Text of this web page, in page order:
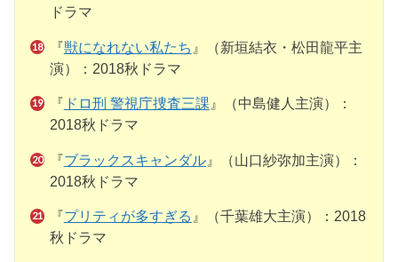
ドラマ
『獣になれない私たち 』（新垣結衣・松田龍平主
演）：2018秋ドラマ
『 ドロ刑 警視庁捜査三課 』（中島健人主演）：
2018秋ドラマ
『ブラックスキャンダル』（山口紗弥加主演）：
2018秋ドラマ
『プリティが多すぎる 』（千葉雄大主演）：2018
秋ドラマ